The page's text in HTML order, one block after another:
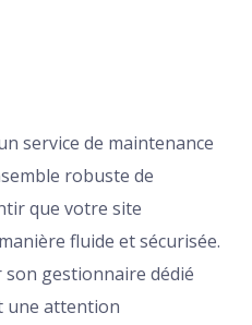
service de maintenance
robuste de
que votre site
fluide et sécurisée.
son gestionnaire dédié
une attention